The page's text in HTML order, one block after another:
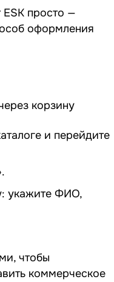
просто —
оформления
корзину
и перейдите
укажите ФИО,
чтобы
коммерческое